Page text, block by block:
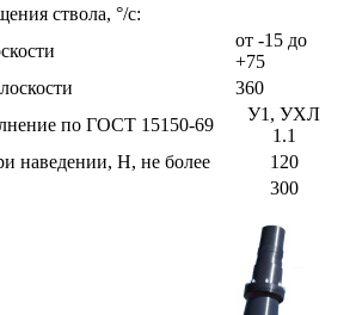
ствола, °/с:
от -15 до
+75
360
по ГОСТ 15150-69
У1, УХЛ
1.1
наведении, H, не более
120
300